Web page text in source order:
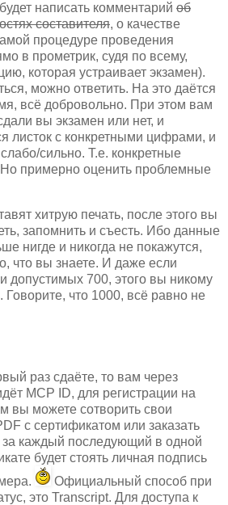
написать комментарий об
составителя, о качестве
процедуре проведения
в прометрик, судя по всему,
которая устраивает экзамен).
можно ответить. На это даётся
всё добровольно. При этом вам
вы экзамен или нет, и
листок с конкретными цифрами, и
сильно. Т.е. конкретные
примерно оценить проблемные
хитрую печать, после этого вы
запомнить и съесть. Ибо данные
нигде и никогда не покажутся,
что вы знаете. И даже если
допустимых 700, этого вы никому
Говорите, что 1000, всё равно не
раз сдаёте, то вам через
MCP ID, для регистрации на
вы можете сотворить свои
с сертификатом или заказать
за каждый последующий в одной
будет стоять личная подпись
Официальный способ при
это Transcript. Для доступа к